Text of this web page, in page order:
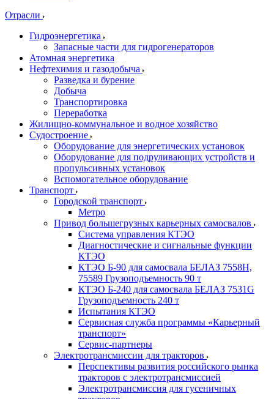
Отрасли
Гидроэнергетика
Запасные части для гидрогенераторов
Атомная энергетика
Нефтехимия и газодобыча
Разведка и бурение
Добыча
Транспортировка
Переработка
Жилищно-коммунальное и водное хозяйство
Судостроение
Оборудование для энергетических установок
Оборудование для подруливающих устройств и
пропульсивных установок
Вспомогательное оборудование
Транспорт
Городской транспорт
Метро
Привод большегрузных карьерных самосвалов
Система управления КТЭО
Диагностические и сигнальные функции
КТЭО
КТЭО Б-90 для самосвала БЕЛАЗ 7558H,
75589 Грузоподъемность 90 т
КТЭО Б-240 для самосвала БЕЛАЗ 7531G
Грузоподъемность 240 т
Испытания КТЭО
Сервисная служба программы «Карьерный
транспорт»
Сервис-партнеры
Электротрансмиссии для тракторов
Перспективы развития российского рынка
тракторов с электротрансмиссией
Электротрансмиссия для гусеничных